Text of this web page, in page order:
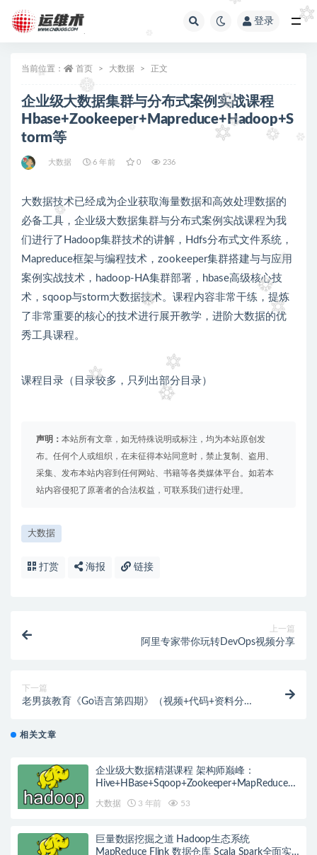
登录
当前位置： 首页 大数据 正文
企业级大数据集群与分布式案例实战课程
Hbase+Zookeeper+Mapreduce+Hadoop+S
torm等
大数据 6 年前 0 236
大数据技术已经成为企业获取海量数据和高效处理数据的
必备工具，企业级大数据集群与分布式案例实战课程为我
们进行了Hadoop集群技术的讲解，Hdfs分布式文件系统，
Mapreduce框架与编程技术，zookeeper集群搭建与与应用
案例实战技术，hadoop-HA集群部署，hbase高级核心技
术，sqoop与storm大数据技术。课程内容非常干练，提炼
了非常重要的核心的技术进行展开教学，进阶大数据的优
秀工具课程。
课程目录（目录较多，只列出部分目录）
声明： 本站所有文章，如无特殊说明或标注，均为本站原创发
布。任何个人或组织，在未征得本站同意时，禁止复制、盗用、
采集、发布本站内容到任何网站、书籍等各类媒体平台。如若本
站内容侵犯了原著者的合法权益，可联系我们进行处理。
大数据
打赏 海报 链接
上一篇
阿里专家带你玩转DevOps视频分享
下一篇
老男孩教育《Go语言第四期》（视频+代码+资料分
相关文章
企业级大数据精湛课程 架构师巅峰：
Hive+HBase+Sqoop+Zookeeper+MapReduce+
大数据 3 年前 53
巨量数据挖掘之道 Hadoop生态系统
MapReduce Flink 数据仓库 Scala Spark全面实